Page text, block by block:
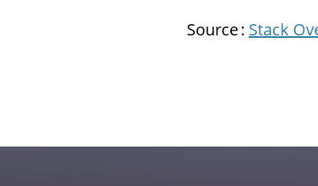
Source : Stack